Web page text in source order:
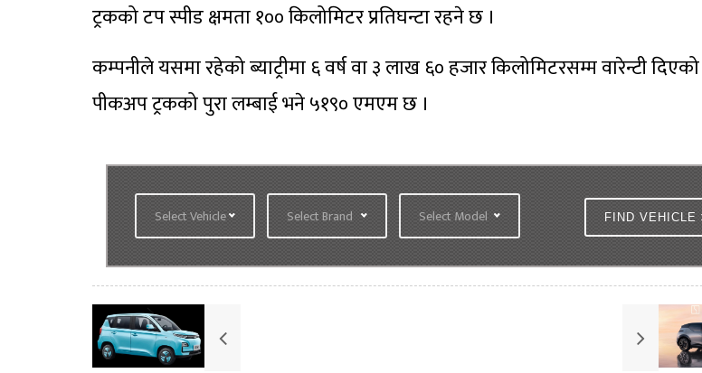
ट्रकको टप स्पीड क्षमता १०० किलोमिटर प्रतिघन्टा रहने छ ।
कम्पनीले यसमा रहेको ब्याट्रीमा ६ वर्ष वा ३ लाख ६० हजार किलोमिटरसम्म वारेन्टी
पीकअप ट्रकको पुरा लम्बाई भने ५१९० एमएम छ ।
Select Vehicle Select Brand Select Model FIND VEHICLE